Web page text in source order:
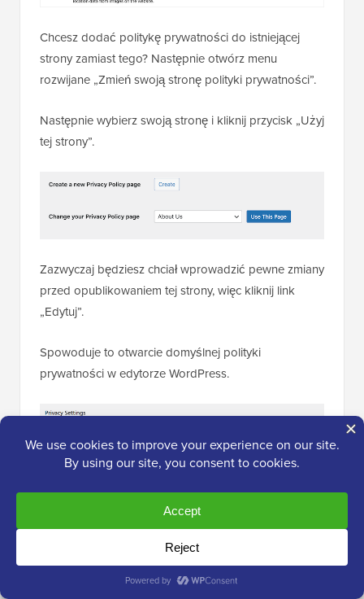
Chcesz dodać politykę prywatności do istniejącej
strony zamiast tego? Następnie otwórz menu
rozwijane „Zmień swoją stronę polityki prywatności”.
Następnie wybierz swoją stronę i kliknij przycisk „Użyj
tej strony”.
Zazwyczaj będziesz chciał wprowadzić pewne zmiany
przed opublikowaniem tej strony, więc kliknij link
„Edytuj”.
Spowoduje to otwarcie domyślnej polityki
prywatności w edytorze WordPress.
Możesz teraz wprowadzić zmiany w standardowej